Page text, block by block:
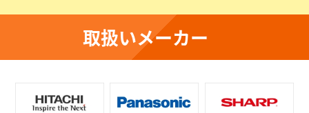
取扱いメーカー